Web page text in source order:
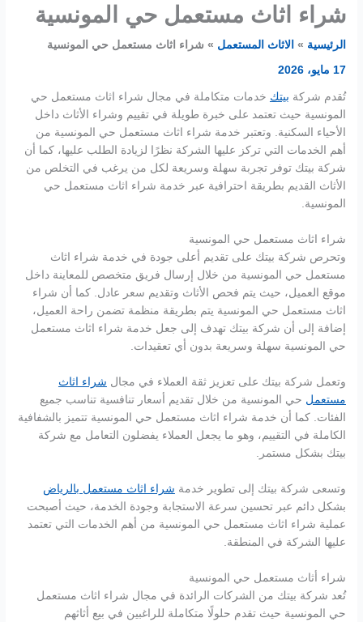
شراء اثاث مستعمل حي المونسية
الرئيسية الاثاث المستعمل شراء اثاث مستعمل حي المونسية
17 مايو، 2026
تُقدم شركة بيتك خدمات متكاملة في مجال شراء اثاث مستعمل حي
المونسية حيث تعتمد على خبرة طويلة في تقييم وشراء الأثاث داخل
الأحياء السكنية. وتعتبر خدمة شراء اثاث مستعمل حي المونسية من
أهم الخدمات التي تركز عليها الشركة نظرًا لزيادة الطلب عليها، كما أن
شركة بيتك توفر تجربة سهلة وسريعة لكل من يرغب في التخلص من
الأثاث القديم بطريقة احترافية عبر خدمة شراء اثاث مستعمل حي
المونسية.
شراء اثاث مستعمل حي المونسية
وتحرص شركة بيتك على تقديم أعلى جودة في خدمة شراء اثاث
مستعمل حي المونسية من خلال إرسال فريق متخصص للمعاينة داخل
موقع العميل، حيث يتم فحص الأثاث وتقديم سعر عادل. كما أن شراء
اثاث مستعمل حي المونسية يتم بطريقة منظمة تضمن راحة العميل،
إضافة إلى أن شركة بيتك تهدف إلى جعل خدمة شراء اثاث مستعمل
حي المونسية سهلة وسريعة بدون أي تعقيدات.
وتعمل شركة بيتك على تعزيز ثقة العملاء في مجال شراء اثاث
مستعمل حي المونسية من خلال تقديم أسعار تنافسية تناسب جميع
الفئات. كما أن خدمة شراء اثاث مستعمل حي المونسية تتميز بالشفافية
الكاملة في التقييم، وهو ما يجعل العملاء يفضلون التعامل مع شركة
بيتك بشكل مستمر.
وتسعى شركة بيتك إلى تطوير خدمة شراء اثاث مستعمل بالرياض
بشكل دائم عبر تحسين سرعة الاستجابة وجودة الخدمة، حيث أصبحت
عملية شراء اثاث مستعمل حي المونسية من أهم الخدمات التي تعتمد
عليها الشركة في المنطقة.
شراء أثاث مستعمل حي المونسية
تُعد شركة بيتك من الشركات الرائدة في مجال شراء اثاث مستعمل
حي المونسية حيث تقدم حلولًا متكاملة للراغبين في بيع أثاثهم